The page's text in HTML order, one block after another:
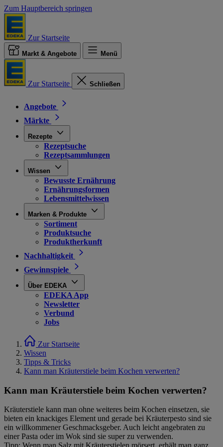
Zum Hauptbereich springen
Zur Startseite
Markt & Angebote Menü
Zur Startseite Schließen
Angebote
Märkte
Rezepte
Rezeptsuche
Rezeptsammlungen
Wissen
Bewusste Ernährung
Ernährungsformen
Lebensmittelwissen
Marken & Produkte
Sortiment
Produktsuche
Produktherkunft
Nachhaltigkeit
Gewinnspiele
Über EDEKA
EDEKA App
Newsletter
Verbund
Jobs
Zur Startseite
Wissen
Tipps & Tricks
Kann man Kräuterstiele beim Kochen verwerten?
Kann man Kräuterstiele beim Kochen verwerten?
Kräuterstiele kann man ohne weiteres beim Kochen einsetzen, sie
bieten ein knackiges Element und gerade bei Kräuterpesto sind sie
ein willkommener Geschmacksgeber. Auch leicht angebraten zu
einer Pasta oder im Wok sind sie super zu verwenden.